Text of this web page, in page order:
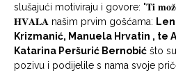
slušajući motiviraju i govore: "𝐓𝐢
𝐇𝐕𝐀𝐋𝐀 našim prvim gošćama:
Krizmanić, Manuela Hrvatin , te
Katarina Peršurić Bernobić što
pozivu i podijelile s nama svoje